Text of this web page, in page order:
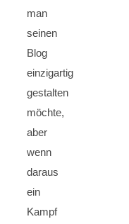
man
seinen
Blog
einzigartig
gestalten
möchte,
aber
wenn
daraus
ein
Kampf